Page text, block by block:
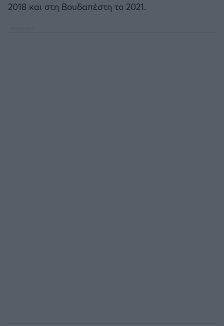
Μάντσεστερ Σίτι
2018 και στη Βουδαπέστη το 2021.